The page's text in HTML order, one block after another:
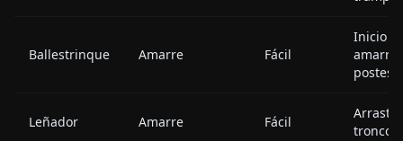
Ballestrinque Amarre Fácil
postes
Leñador Amarre Fácil